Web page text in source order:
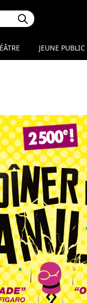
JEUNE PUBLIC